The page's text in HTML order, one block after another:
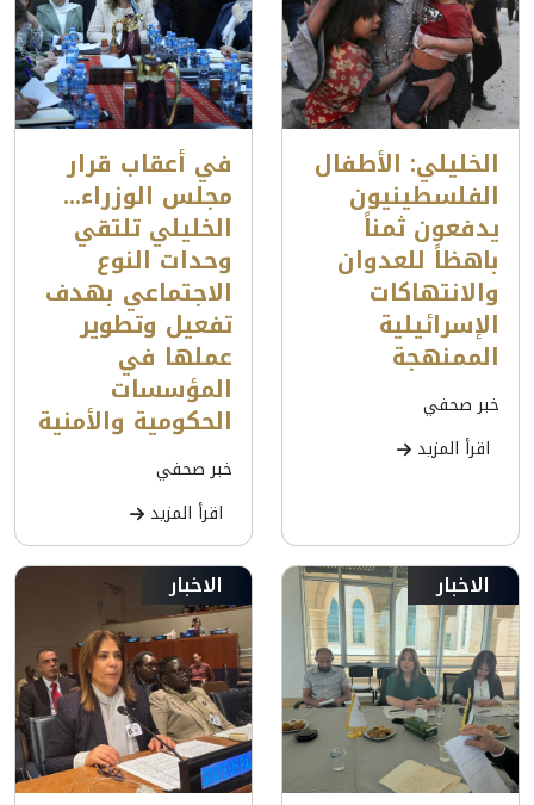
الخليلي: الأطفال
الفلسطينيون
يدفعون ثمناً
باهظاً للعدوان
والانتهاكات
الإسرائيلية
الممنهجة
خبر صحفي
اقرأ المزيد
في أعقاب قرار
مجلس الوزراء...
الخليلي تلتقي
وحدات النوع
الاجتماعي بهدف
تفعيل وتطوير
عملها في
المؤسسات
الحكومية والأمنية
خبر صحفي
اقرأ المزيد
الاخبار الاخبار